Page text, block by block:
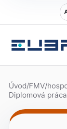
Úvod/FMV/
Diplomová